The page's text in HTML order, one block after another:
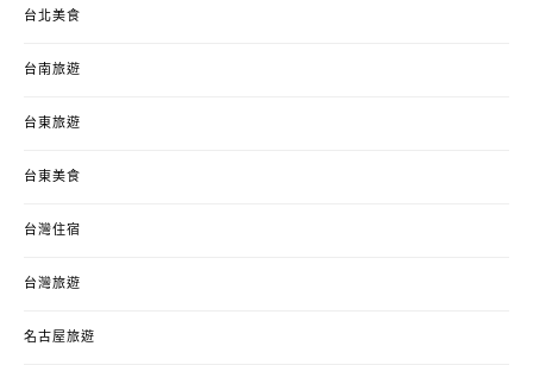
台北美食
台南旅遊
台東旅遊
台東美食
台灣住宿
台灣旅遊
名古屋旅遊